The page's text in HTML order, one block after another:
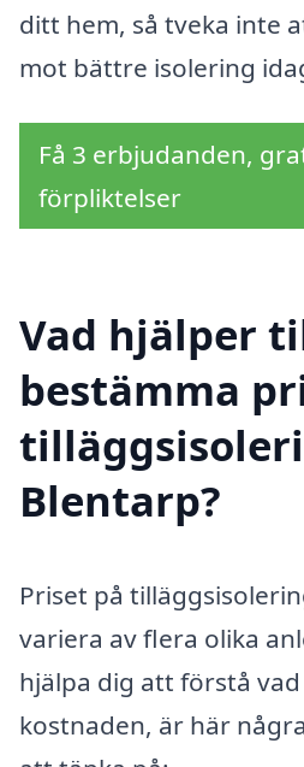
ditt hem, så tveka inte
mot bättre isolering
Få 3 erbjudanden,
förpliktelser
Vad hjälper
bestämma
Blentarp?
Priset på
variera av flera olika
hjälpa dig att förstå
kostnaden, är här